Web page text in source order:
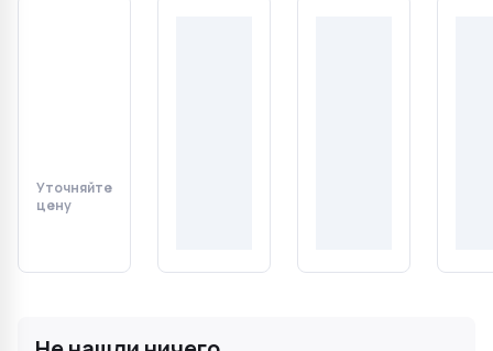
Уточняйте
цену